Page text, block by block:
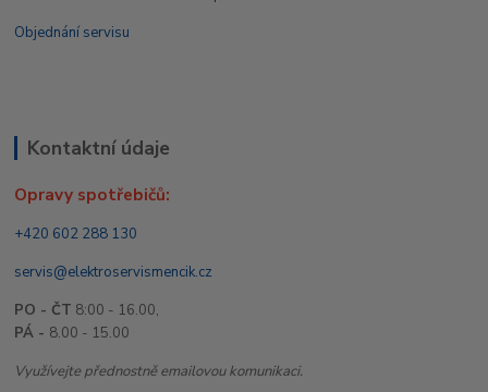
Objednání servisu
Kontaktní údaje
Opravy spotřebičů:
+420 602 288 130
servis@elektroservismencik.cz
PO - ČT 8:00 - 16.00,
PÁ - 8.00 - 15.00
Využívejte přednostně emailovou komunikaci.